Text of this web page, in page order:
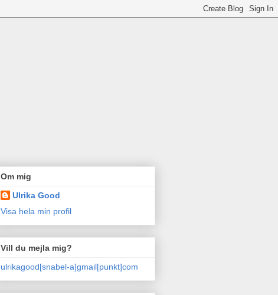
Om mig
Ulrika Good
Visa hela min profil
Vill du mejla mig?
ulrikagood[snabel-a]gmail[punkt]com